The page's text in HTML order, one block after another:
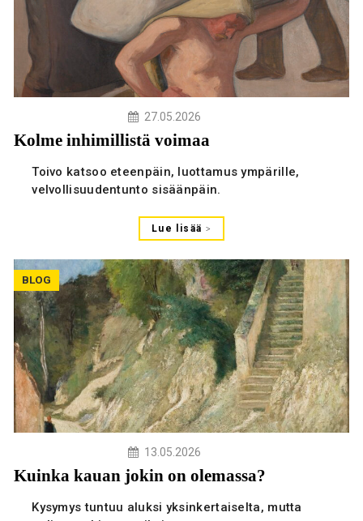
27.05.2026
Kolme inhimillistä voimaa
Toivo katsoo eteenpäin, luottamus ympärille,
velvollisuudentunto sisäänpäin.
Lue lisää
BLOG
13.05.2026
Kuinka kauan jokin on olemassa?
Kysymys tuntuu aluksi yksinkertaiselta, mutta